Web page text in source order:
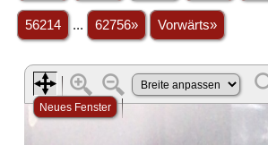
56214 ... 62756» Vorwärts»